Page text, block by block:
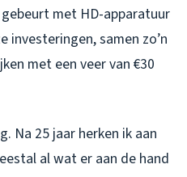
met HD-apparatuur
investeringen, samen zo’n
met een veer van €30
Na 25 jaar herken ik aan
al wat er aan de hand